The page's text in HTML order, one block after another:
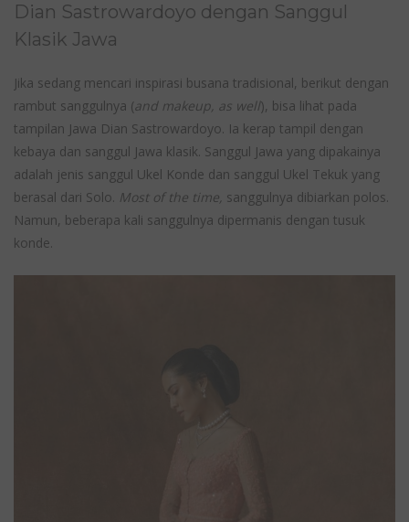
Dian Sastrowardoyo dengan Sanggul
Klasik Jawa
Jika sedang mencari inspirasi busana tradisional, berikut dengan
rambut sanggulnya (and makeup, as well), bisa lihat pada
tampilan Jawa Dian Sastrowardoyo. Ia kerap tampil dengan
kebaya dan sanggul Jawa klasik. Sanggul Jawa yang dipakainya
adalah jenis sanggul Ukel Konde dan sanggul Ukel Tekuk yang
berasal dari Solo. Most of the time, sanggulnya dibiarkan polos.
Namun, beberapa kali sanggulnya dipermanis dengan tusuk
konde.